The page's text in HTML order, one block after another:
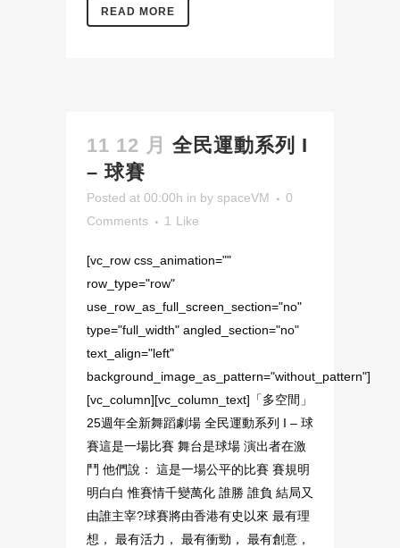
READ MORE
11 12 月 全民運動系列 I
– 球賽
Posted at 00:00h in by spaceVM
0
Comments
1 Like
[vc_row css_animation=""
row_type="row"
use_row_as_full_screen_section="no"
type="full_width" angled_section="no"
text_align="left"
background_image_as_pattern="without_pattern"]
[vc_column][vc_column_text]「多空間」
25週年全新舞蹈劇場 全民運動系列 I – 球
賽這是一場比賽 舞台是球場 演出者在激
鬥 他們說： 這是一場公平的比賽 賽規明
明白白 惟賽情千變萬化 誰勝 誰負 結局又
由誰主宰?球賽將由香港有史以來 最有理
想， 最有活力， 最有衝勁， 最有創意，